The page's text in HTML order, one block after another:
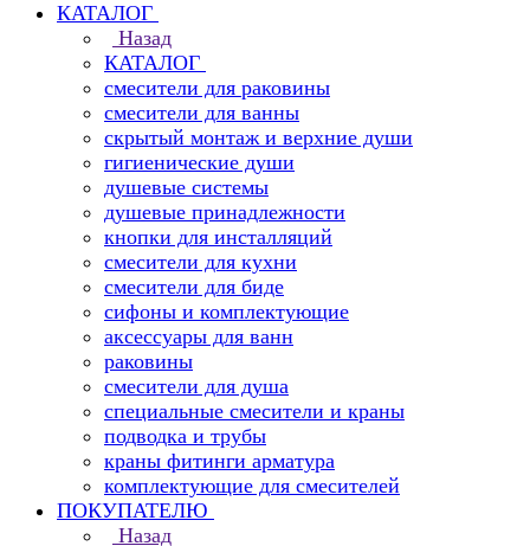
КАТАЛОГ
Назад
КАТАЛОГ
смесители для раковины
смесители для ванны
скрытый монтаж и верхние души
гигиенические души
душевые системы
душевые принадлежности
кнопки для инсталляций
смесители для кухни
смесители для биде
сифоны и комплектующие
аксессуары для ванн
раковины
смесители для душа
специальные смесители и краны
подводка и трубы
краны фитинги арматура
комплектующие для смесителей
ПОКУПАТЕЛЮ
Назад